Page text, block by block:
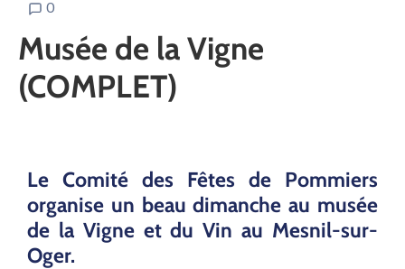
0
Musée de la Vigne
(COMPLET)
Le Comité des Fêtes de Pommiers
organise un beau dimanche au musée
de la Vigne et du Vin au Mesnil-sur-
Oger.